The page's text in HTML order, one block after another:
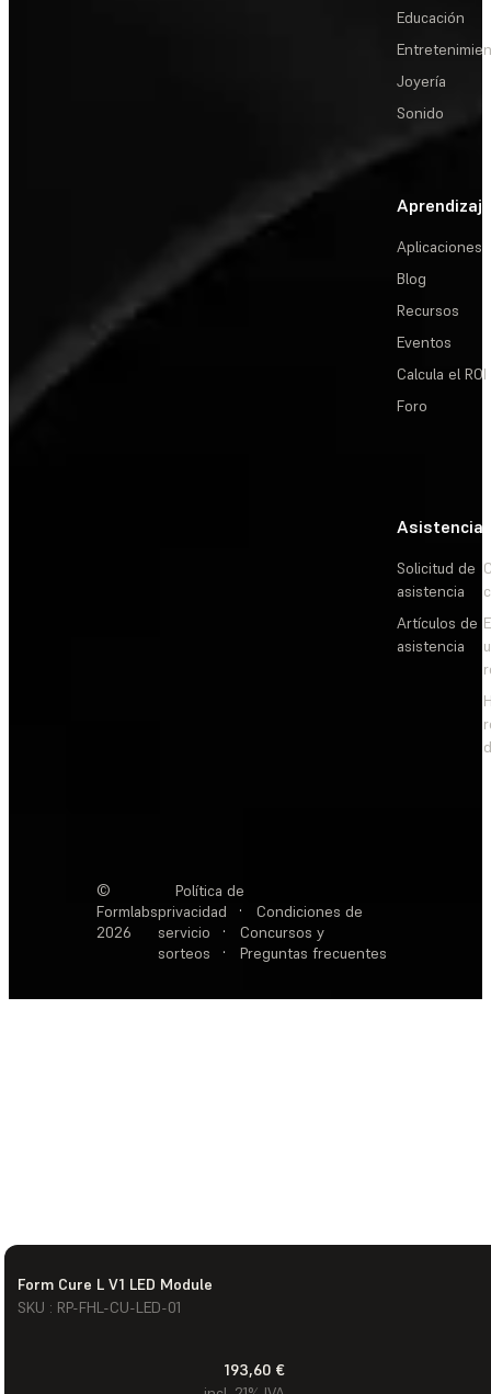
Form Cure L V1 LED Module
SKU : RP-FHL-CU-LED-01
193,60 €
Educación
Joyería
Sonido
Aprendizaje
Aplicaciones
Blog
Recursos
Eventos
Calcula el ROI
Foro
Asistencia
Solicitud de
asistencia
Artículos de
asistencia
©
Formlabs
2026
Política de
privacidad
·
Condiciones de
servicio
·
Concursos y
sorteos
· Preguntas frecuentes